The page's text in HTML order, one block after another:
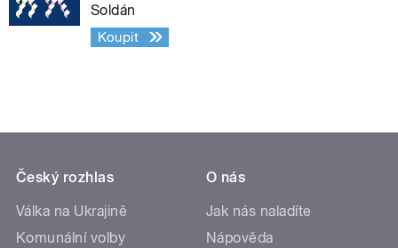
Soldán
Koupit
Český rozhlas
Válka na Ukrajině
Komunální volby
O nás
Jak nás naladíte
Nápověda